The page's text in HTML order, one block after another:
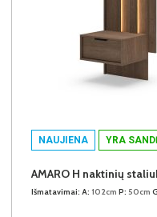
NAUJIENA YRA
AMARO H naktinių
Išmatavimai: A: 102cm P: 50cm